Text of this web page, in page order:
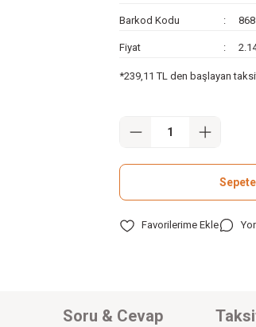
Barkod Kodu
Fiyat
*239,11 TL den başlayan
Soru & Cevap